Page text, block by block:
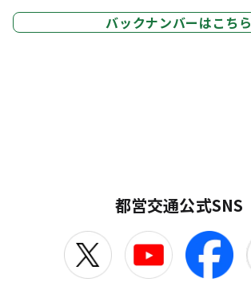
バックナンバーはこちら
都営交通公式SNS